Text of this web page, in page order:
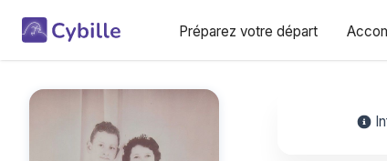
Préparez votre départ